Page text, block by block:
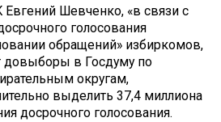
Евгений Шевченко, «в связи с
голосования
обращений» избиркомов,
довыборы в Госдуму по
округам,
выделить 37,4 миллиона
досрочного голосования.